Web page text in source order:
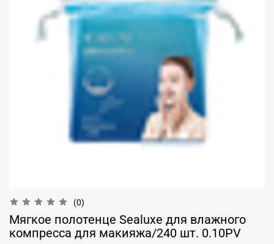
(0)
Мягкое полотенце Sealuxe для влажного
компресса для макияжа/240 шт. 0.10PV